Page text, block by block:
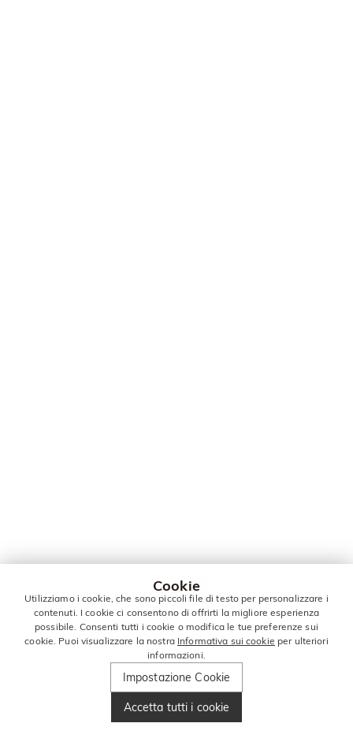
Cookie
Utilizziamo i cookie, che sono piccoli file di testo per personalizzare i
contenuti. I cookie ci consentono di offrirti la migliore esperienza
possibile. Consenti tutti i cookie o modifica le tue preferenze sui
cookie. Puoi visualizzare la nostra Informativa sui cookie per ulteriori
informazioni.
Impostazione Cookie
Accetta tutti i cookie